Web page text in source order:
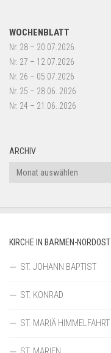
WOCHENBLATT
Nr. 28 – 20.07.2026
Nr. 27 – 12.07.2026
Nr. 26 – 05.07.2026
Nr. 25 – 28.06..2026
Nr. 24 – 21.06..2026
ARCHIV
Archiv
KIRCHE IN BARMEN-NORDOST
ST. JOHANN BAPTIST
ST. KONRAD
ST. MARIÄ HIMMELFAHRT